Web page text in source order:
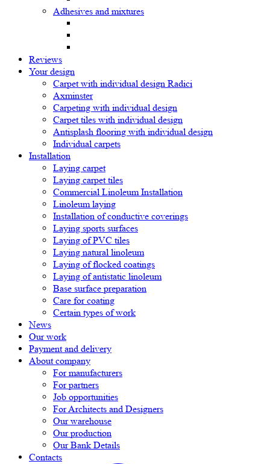
Adhesives and mixtures
Reviews
Your design
Carpet with individual design Radici
Axminster
Carpeting with individual design
Carpet tiles with individual design
Antisplash flooring with individual design
Individual carpets
Installation
Laying carpet
Laying carpet tiles
Commercial Linoleum Installation
Linoleum laying
Installation of conductive coverings
Laying sports surfaces
Laying of PVC tiles
Laying natural linoleum
Laying of flocked coatings
Laying of antistatic linoleum
Base surface preparation
Care for coating
Certain types of work
News
Our work
Payment and delivery
About company
For manufacturers
For partners
Job opportunities
For Architects and Designers
Our warehouse
Our production
Our Bank Details
Contacts